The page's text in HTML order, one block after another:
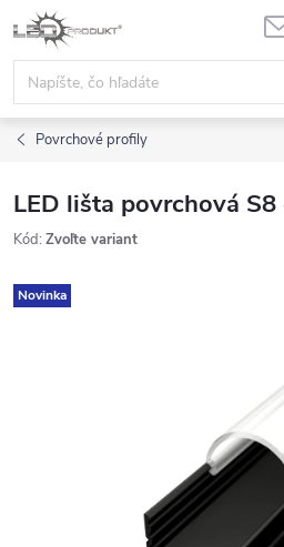
Prejsť
na
obsah
Povrchové profily
LED lišta povrchová S8
Kód: Zvoľte variant
Novinka